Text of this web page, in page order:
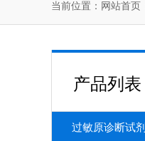
当前位置： 网站首页
产品列表
过敏原诊断试剂